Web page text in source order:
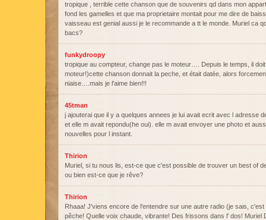
tropique , terrible cette chanson que de souvenirs qd dans mon
fond les gamelles et que ma proprietaire montait pour me dire de
vaisseau est genial aussi je le recommande a tt le monde. Muriel ca
bacs?
funkydroopy
tropique au compteur, change pas le moteur…. Depuis le temps, il
moteur!)cette chanson donnait la peche, et était datée, alors
niaise….mais je l'aime bien!!!
45tman
j ajouterai que il y a quelques annees je lui avait ecrit avec l adresse
et elle m avait repondu(he oui). elle m avait envoyer une photo et
nouvelles pour l instant.
Thirion
Muriel, si tu nous lis, est-ce que c'est possible de trouver un best of
ou bien est-ce que je rêve?
Thirion
Rhaaa! J'viens encore de l'entendre sur une autre radio (je sais, c'est
pêche! Quelle voix chaude, vibrante! Des frissons dans l' dos! Muriel